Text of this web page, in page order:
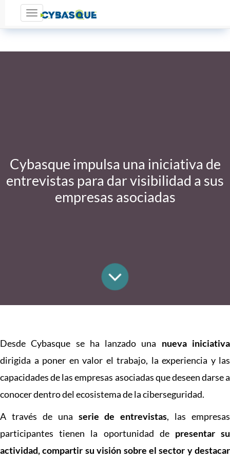
Toggle navigation
Cybasque impulsa una iniciativa de
entrevistas para dar visibilidad a sus
empresas asociadas
Desde Cybasque se ha lanzado una nueva iniciativa
dirigida a poner en valor el trabajo, la experiencia y las
capacidades de las empresas asociadas que deseen darse a
conocer dentro del ecosistema de la ciberseguridad.
A través de una serie de entrevistas, las empresas
participantes tienen la oportunidad depresentar su
actividad, compartir su visión sobre el sector y destacar